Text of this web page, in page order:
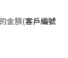
金額(客戶編號